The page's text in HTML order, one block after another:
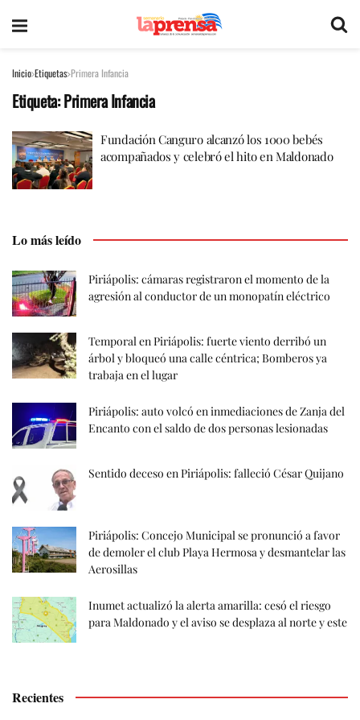
Inicio Etiquetas Primera Infancia
Etiqueta:Primera Infancia
Fundación Canguro alcanzó los 1000 bebés
acompañados y celebró el hito en Maldonado
Lo más leído
Piriápolis: cámaras registraron el momento de la
agresión al conductor de un monopatín eléctrico
Temporal en Piriápolis: fuerte viento derribó un
árbol y bloqueó una calle céntrica; Bomberos ya
trabaja en el lugar
Piriápolis: auto volcó en inmediaciones de Zanja del
Encanto con el saldo de dos personas lesionadas
Sentido deceso en Piriápolis: falleció César Quijano
Piriápolis: Concejo Municipal se pronunció a favor
de demoler el club Playa Hermosa y desmantelar las
Aerosillas
Inumet actualizó la alerta amarilla: cesó el riesgo
para Maldonado y el aviso se desplaza al norte y este
Recientes